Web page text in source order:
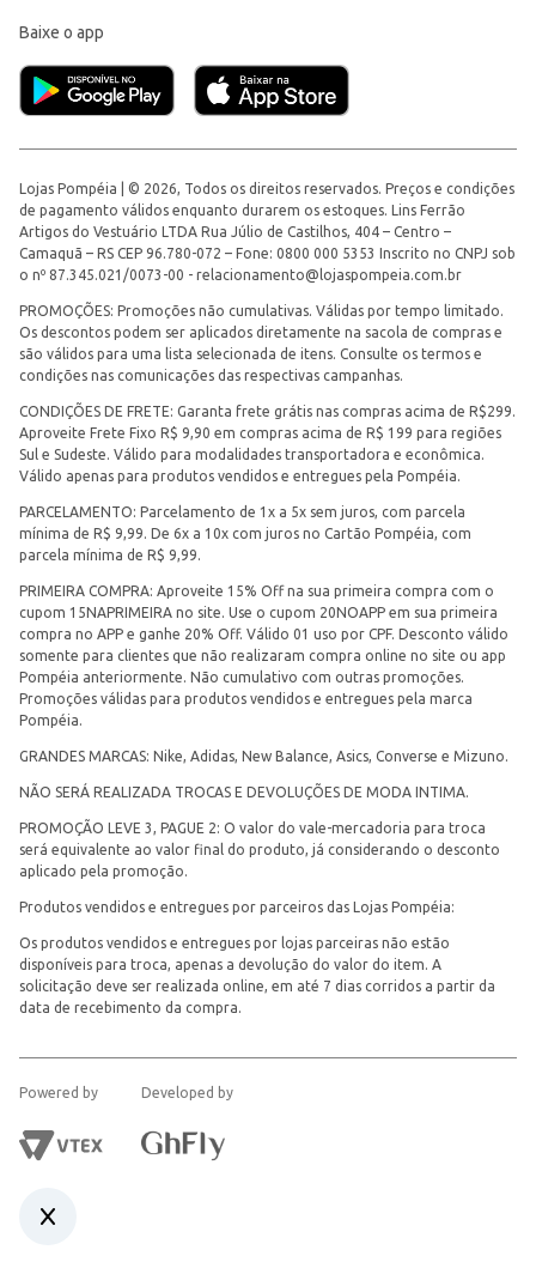
Baixe o app
Lojas Pompéia | © 2026, Todos os direitos reservados. Preços e condições
de pagamento válidos enquanto durarem os estoques. Lins Ferrão
Artigos do Vestuário LTDA Rua Júlio de Castilhos, 404 – Centro –
Camaquã – RS CEP 96.780-072 – Fone: 0800 000 5353 Inscrito no CNPJ sob
o nº 87.345.021/0073-00 - relacionamento@lojaspompeia.com.br
PROMOÇÕES: Promoções não cumulativas. Válidas por tempo limitado.
Os descontos podem ser aplicados diretamente na sacola de compras e
são válidos para uma lista selecionada de itens. Consulte os termos e
condições nas comunicações das respectivas campanhas.
CONDIÇÕES DE FRETE: Garanta frete grátis nas compras acima de R$299.
Aproveite Frete Fixo R$ 9,90 em compras acima de R$ 199 para regiões
Sul e Sudeste. Válido para modalidades transportadora e econômica.
Válido apenas para produtos vendidos e entregues pela Pompéia.
PARCELAMENTO: Parcelamento de 1x a 5x sem juros, com parcela
mínima de R$ 9,99. De 6x a 10x com juros no Cartão Pompéia, com
parcela mínima de R$ 9,99.
PRIMEIRA COMPRA: Aproveite 15% Off na sua primeira compra com o
cupom 15NAPRIMEIRA no site. Use o cupom 20NOAPP em sua primeira
compra no APP e ganhe 20% Off. Válido 01 uso por CPF. Desconto válido
somente para clientes que não realizaram compra online no site ou app
Pompéia anteriormente. Não cumulativo com outras promoções.
Promoções válidas para produtos vendidos e entregues pela marca
Pompéia.
GRANDES MARCAS: Nike, Adidas, New Balance, Asics, Converse e Mizuno.
NÃO SERÁ REALIZADA TROCAS E DEVOLUÇÕES DE MODA INTIMA.
PROMOÇÃO LEVE 3, PAGUE 2: O valor do vale-mercadoria para troca
será equivalente ao valor final do produto, já considerando o desconto
aplicado pela promoção.
Produtos vendidos e entregues por parceiros das Lojas Pompéia:
Os produtos vendidos e entregues por lojas parceiras não estão
disponíveis para troca, apenas a devolução do valor do item. A
solicitação deve ser realizada online, em até 7 dias corridos a partir da
data de recebimento da compra.
Powered by Developed by